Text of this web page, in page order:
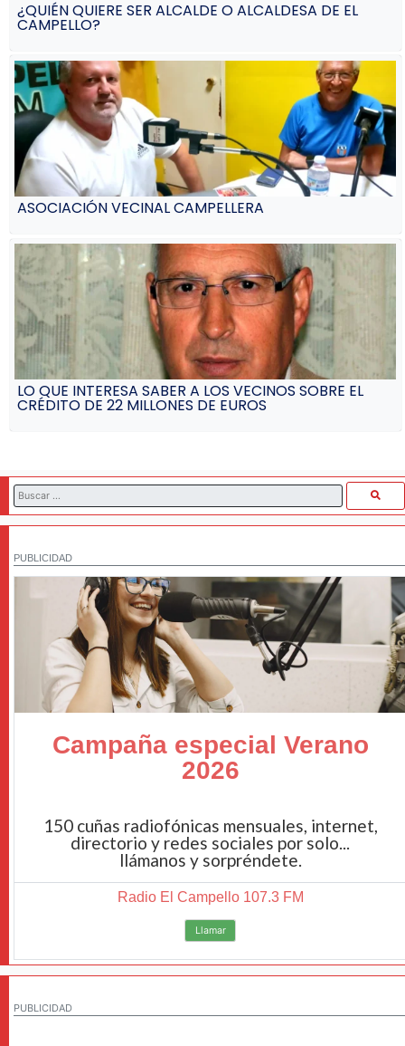
¿QUIÉN QUIERE SER ALCALDE O ALCALDESA DE EL
CAMPELLO?
ASOCIACIÓN VECINAL CAMPELLERA
LO QUE INTERESA SABER A LOS VECINOS SOBRE EL
CRÉDITO DE 22 MILLONES DE EUROS
PUBLICIDAD
Campaña especial Verano
2026
150 cuñas radiofónicas mensuales, internet,
directorio y redes sociales por solo...
llámanos y sorpréndete.
Radio El Campello 107.3 FM
Llamar
PUBLICIDAD